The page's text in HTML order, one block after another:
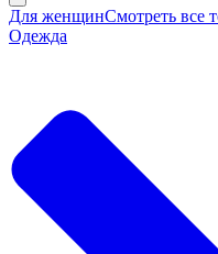
Для женщинСмотреть все
Одежда